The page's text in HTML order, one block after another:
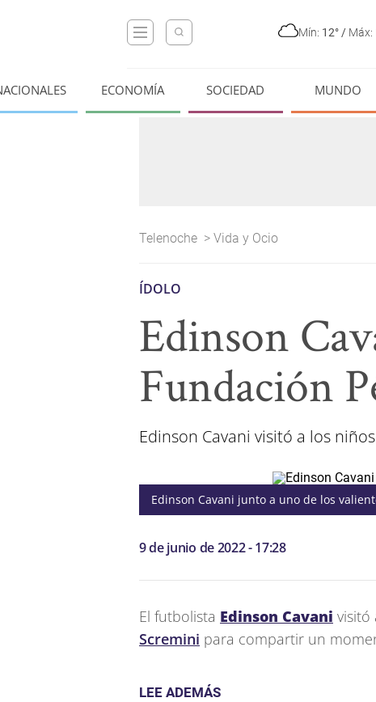
Mín: 12° / Máx:
ECONOMÍA SOCIEDAD MUNDO
Telenoche > Vida y Ocio
ÍDOLO
Edinson
Fundación
Edinson Cavani visitó a los
Edinson Cavani junto a uno de los
9 de junio de 2022 - 17:28
El futbolista Edinson Cavani visitó
Scremini para compartir un
LEE ADEMÁS